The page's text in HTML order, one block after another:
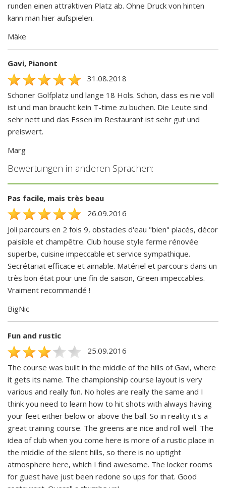
runden einen attraktiven Platz ab. Ohne Druck von hinten
kann man hier aufspielen.
Mäke
Gavi, Pianont
31.08.2018
Schöner Golfplatz und lange 18 Hols. Schön, dass es nie voll
ist und man braucht kein T-time zu buchen. Die Leute sind
sehr nett und das Essen im Restaurant ist sehr gut und
preiswert.
Marg
Bewertungen in anderen Sprachen:
Pas facile, mais très beau
26.09.2016
Joli parcours en 2 fois 9, obstacles d'eau "bien" placés, décor
paisible et champêtre. Club house style ferme rénovée
superbe, cuisine impeccable et service sympathique.
Secrétariat efficace et aimable. Matériel et parcours dans un
très bon état pour une fin de saison, Green impeccables.
Vraiment recommandé !
BigNic
Fun and rustic
25.09.2016
The course was built in the middle of the hills of Gavi, where
it gets its name. The championship course layout is very
various and really fun. No holes are really the same and I
think you need to learn how to hit shots with always having
your feet either below or above the ball. So in reality it's a
great training course. The greens are nice and roll well. The
idea of club when you come here is more of a rustic place in
the middle of the silent hills, so there is no uptight
atmosphere here, which I find awesome. The locker rooms
for guest have just been redone so ups for that. Good